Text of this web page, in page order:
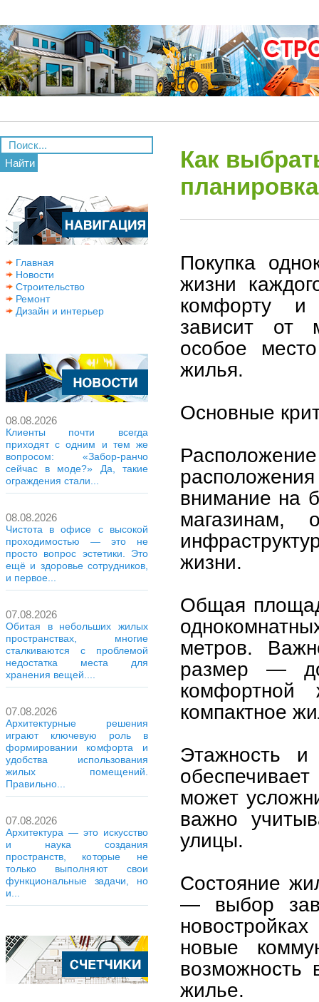
Найти
Главная
Новости
Строительство
Ремонт
Дизайн и интерьер
08.08.2026
Клиенты почти всегда
приходят с одним и тем же
вопросом: «Забор-ранчо
сейчас в моде?» Да, такие
ограждения стали...
08.08.2026
Чистота в офисе с высокой
проходимостью — это не
просто вопрос эстетики. Это
ещё и здоровье сотрудников,
и первое...
07.08.2026
Обитая в небольших жилых
пространствах, многие
сталкиваются с проблемой
недостатка места для
хранения вещей....
07.08.2026
Архитектурные решения
играют ключевую роль в
формировании комфорта и
удобства использования
жилых помещений.
Правильно...
07.08.2026
Архитектура — это искусство
и наука создания
пространств, которые не
только выполняют свои
функциональные задачи, но
и...
Как
Покупка
жизни
комфорту и
зависит от
особое
жилья.
Основные
внимание на
магазинам,
жизни.
Общая
метров.
размер —
комфортной
компактное
Этажность
может
важно
улицы.
Состояние
— выбор
новые
возможность
жилье.